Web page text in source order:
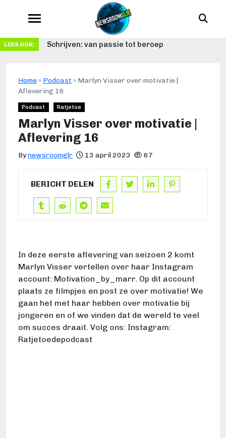
LEES OOK: Schrijven: van passie tot beroep
Home » Podcast » Marlyn Visser over motivatie |
Aflevering 16
Podcast Ratjetoe
Marlyn Visser over motivatie |
Aflevering 16
Bynewsroomglr 13 april 2023 67
BERICHT DELEN
In deze eerste aflevering van seizoen 2 komt
Marlyn Visser vertellen over haar Instagram
account: Motivation_by_marr. Op dit account
plaats ze filmpjes en post ze over motivatie! We
gaan het met haar hebben over motivatie bij
jongeren en of we vinden dat de wereld te veel
om succes draait. Volg ons: Instagram:
Ratjetoedepodcast